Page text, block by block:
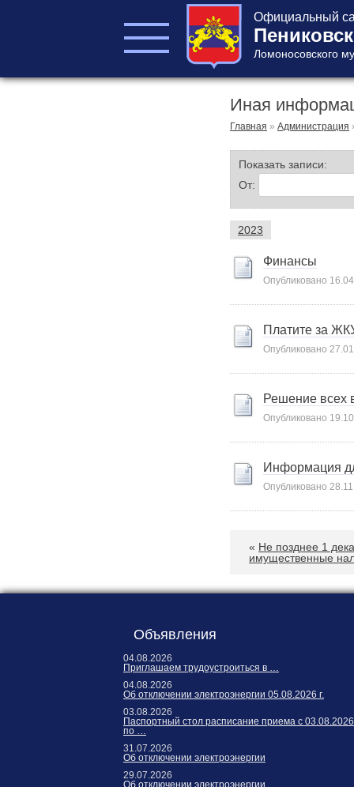
Официальный
Ломоносовского
Иная
Главная » Администрация
Показать записи:
От:
2023
Финансы
Опубликовано
Платите за
Опубликовано
Решение всех
Опубликовано
Информация
Опубликовано
« Не позднее 1
имущественные
Объявления
04.08.2026
Приглашаем трудоустроиться в …
04.08.2026
Об отключении электроэнергии 05.08.2026 г.
03.08.2026
Паспортный стол расписание приема с 03.08.2026
по …
31.07.2026
Об отключении электроэнергии
29.07.2026
Об отключении электроэнергии